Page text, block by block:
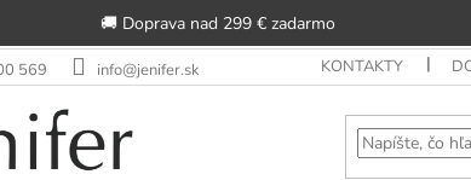
🚚 Doprava nad 299 € zadarmo
569 info@jenifer.sk KONTAKTY